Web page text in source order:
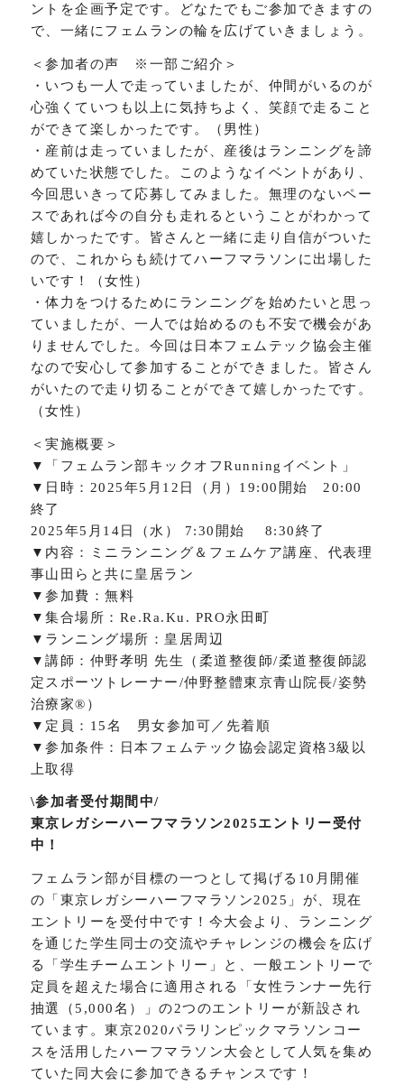
ントを企画予定です。どなたでもご参加できますの
で、一緒にフェムランの輪を広げていきましょう。
＜参加者の声 ※一部ご紹介＞
・いつも一人で走っていましたが、仲間がいるのが
心強くていつも以上に気持ちよく、笑顔で走ること
ができて楽しかったです。（男性）
・産前は走っていましたが、産後はランニングを諦
めていた状態でした。このようなイベントがあり、
今回思いきって応募してみました。無理のないペー
スであれば今の自分も走れるということがわかって
嬉しかったです。皆さんと一緒に走り自信がついた
ので、これからも続けてハーフマラソンに出場した
いです！（女性）
・体力をつけるためにランニングを始めたいと思っ
ていましたが、一人では始めるのも不安で機会があ
りませんでした。今回は日本フェムテック協会主催
なので安心して参加することができました。皆さん
がいたので走り切ることができて嬉しかったです。
（女性）
＜実施概要＞
▼「フェムラン部キックオフRunningイベント」
▼日時：2025年5月12日（月）19:00開始 20:00
終了
2025年5月14日（水） 7:30開始 8:30終了
▼内容：ミニランニング＆フェムケア講座、代表理
事山田らと共に皇居ラン
▼参加費：無料
▼集合場所：Re.Ra.Ku. PRO永田町
▼ランニング場所：皇居周辺
▼講師：仲野孝明 先生（柔道整復師/柔道整復師認
定スポーツトレーナー/仲野整體東京青山院長/姿勢
治療家®）
▼定員：15名 男女参加可／先着順
▼参加条件：日本フェムテック協会認定資格3級以
上取得
\参加者受付期間中/
東京レガシーハーフマラソン2025エントリー受付
中！
フェムラン部が目標の一つとして掲げる10月開催
の「東京レガシーハーフマラソン2025」が、現在
エントリーを受付中です！今大会より、ランニング
を通じた学生同士の交流やチャレンジの機会を広げ
る「学生チームエントリー」と、一般エントリーで
定員を超えた場合に適用される「女性ランナー先行
抽選（5,000名）」の2つのエントリーが新設され
ています。東京2020パラリンピックマラソンコー
スを活用したハーフマラソン大会として人気を集め
ていた同大会に参加できるチャンスです！